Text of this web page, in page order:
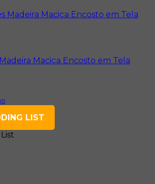
Maciça Encosto em Tela
LIST